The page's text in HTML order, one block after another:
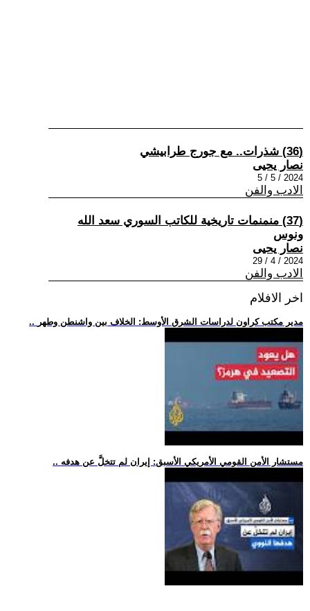
(36) شذرات.. مع جورج طرابيشي
نصار يحيى
2024 / 5 / 5
الادب والفن
(37) منمنمات تاريخية للكاتب السوري سعد الله
ونوس
نصار يحيى
2024 / 4 / 29
الادب والفن
اخر الافلام
.. مدير مكتب كراون لدراسات الشرق الأوسط: الخلاف بين واشنطن وطهر
.. مستشار الأمن القومي الأمريكي الأسبق: إيران لم تتخلَّ عن هدفه